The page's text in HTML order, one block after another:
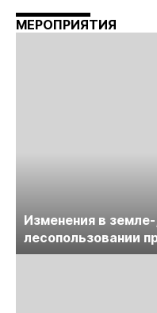
МЕРОПРИЯТИЯ
Изменения в
лесопользовании
обсудят на